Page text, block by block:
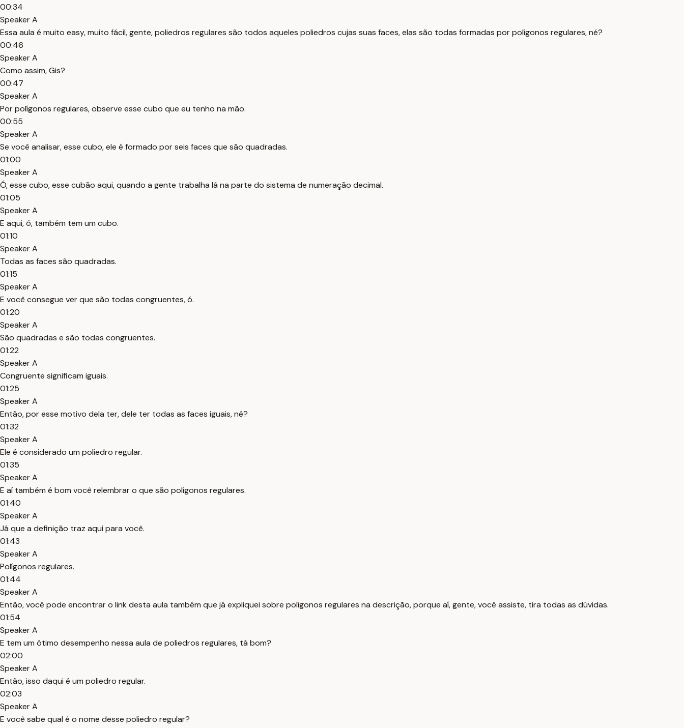
00:34
Speaker A
Essa aula é muito easy, muito fácil, gente, poliedros regulares são todos aqueles poliedros cujas suas faces, elas são todas formadas por polígonos regulares, né?
00:46
Speaker A
Como assim, Gis?
00:47
Speaker A
Por polígonos regulares, observe esse cubo que eu tenho na mão.
00:55
Speaker A
Se você analisar, esse cubo, ele é formado por seis faces que são quadradas.
01:00
Speaker A
Ó, esse cubo, esse cubão aqui, quando a gente trabalha lá na parte do sistema de numeração decimal.
01:05
Speaker A
E aqui, ó, também tem um cubo.
01:10
Speaker A
Todas as faces são quadradas.
01:15
Speaker A
E você consegue ver que são todas congruentes, ó.
01:20
Speaker A
São quadradas e são todas congruentes.
01:22
Speaker A
Congruente significam iguais.
01:25
Speaker A
Então, por esse motivo dela ter, dele ter todas as faces iguais, né?
01:32
Speaker A
Ele é considerado um poliedro regular.
01:35
Speaker A
E aí também é bom você relembrar o que são polígonos regulares.
01:40
Speaker A
Já que a definição traz aqui para você.
01:43
Speaker A
Polígonos regulares.
01:44
Speaker A
Então, você pode encontrar o link desta aula também que já expliquei sobre polígonos regulares na descrição, porque aí, gente, você assiste, tira todas as dúvidas.
01:54
Speaker A
E tem um ótimo desempenho nessa aula de poliedros regulares, tá bom?
02:00
Speaker A
Então, isso daqui é um poliedro regular.
02:03
Speaker A
E você sabe qual é o nome desse poliedro regular?